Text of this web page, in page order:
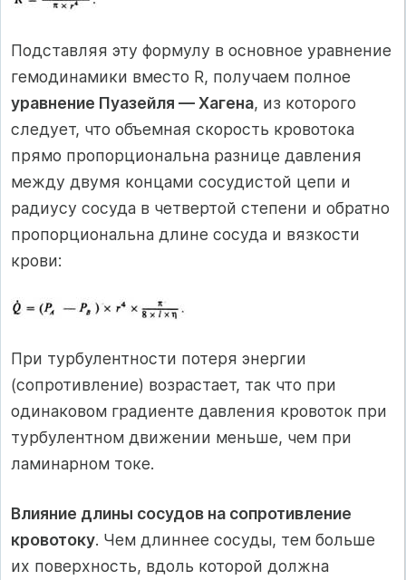
Подставляя эту формулу в основное уравнение
гемодинамики вместо R, получаем полное
уравнение Пуазейля — Хагена, из которого
следует, что объемная скорость кровотока
прямо пропорциональна разнице давления
между двумя концами сосудистой цепи и
радиусу сосуда в четвертой степени и обратно
пропорциональна длине сосуда и вязкости
крови:
При турбулентности потеря энергии
(сопротивление) возрастает, так что при
одинаковом градиенте давления кровоток при
турбулентном движении меньше, чем при
ламинарном токе.
Влияние длины сосудов на сопротивление
кровотоку. Чем длиннее сосуды, тем больше
их поверхность, вдоль которой должна